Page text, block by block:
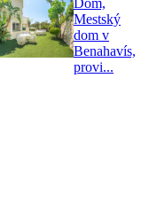
Dom,
Mestský
dom v
Benahavís,
provi...